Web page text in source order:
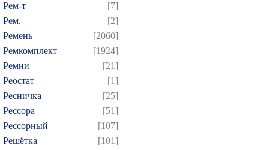
Рем-т
[7]
Рем.
[2]
Ремень
[2060]
Ремкомплект
[1924]
Ремни
[21]
Реостат
[1]
Ресничка
[25]
Рессора
[51]
Рессорный
[107]
Решётка
[101]